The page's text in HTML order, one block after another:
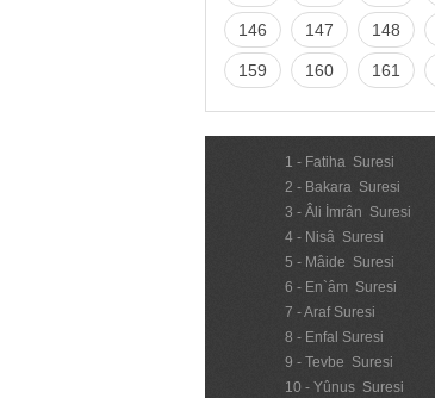
146 147 148
159 160 161
1 - Fatiha Suresi
2 - Bakara Suresi
3 - Âli İmrân Suresi
4 - Nisâ Suresi
5 - Mâide Suresi
6 - En`âm Suresi
7 - Araf Suresi
8 - Enfal Suresi
9 - Tevbe Suresi
10 - Yûnus Suresi